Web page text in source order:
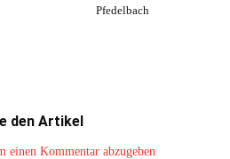
Pfedelbach
den Artikel
einen Kommentar abzugeben